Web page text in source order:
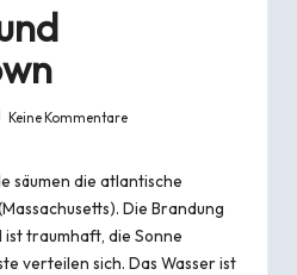
Keine Kommentare
säumen die atlantische
Die Brandung
ist traumhaft, die Sonne
verteilen sich. Das Wasser ist